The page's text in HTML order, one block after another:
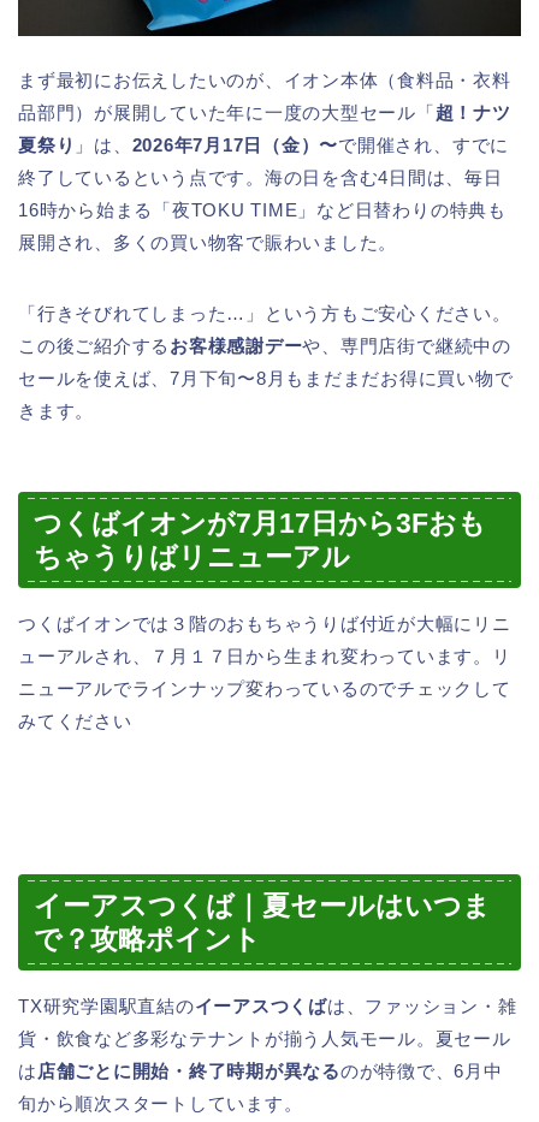
まず最初にお伝えしたいのが、イオン本体（食料品・衣料
品部門）が展開していた年に一度の大型セール「超！ナツ
夏祭り 」は、 2026年7月17日（金）〜で開催され、すでに
終了しているという点です。海の日を含む4日間は、毎日
16時から始まる「夜TOKU TIME」など日替わりの特典も
展開され、多くの買い物客で賑わいました。
「行きそびれてしまった…」という方もご安心ください。
この後ご紹介する お客様感謝デーや、専門店街で継続中の
セールを使えば、7月下旬〜8月もまだまだお得に買い物で
きます。
つくばイオンが7月17日から3Fおも
ちゃうりばリニューアル
つくばイオンでは３階のおもちゃうりば付近が大幅にリニ
ューアルされ、７月１７日から生まれ変わっています。リ
ニューアルでラインナップ変わっているのでチェックして
みてください
イーアスつくば｜夏セールはいつま
で？攻略ポイント
TX研究学園駅直結のイーアスつくばは、ファッション・雑
貨・飲食など多彩なテナントが揃う人気モール。夏セール
は 店舗ごとに開始・終了時期が異なるのが特徴で、6月中
旬から順次スタートしています。